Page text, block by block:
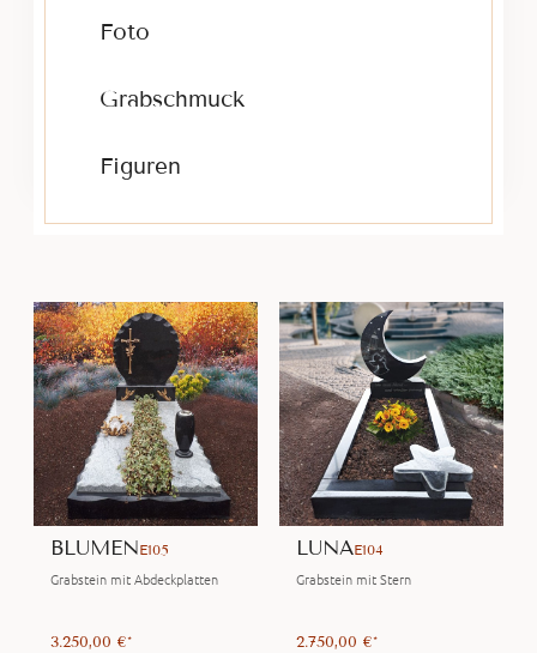
Foto
Grabschmuck
Figuren
BLUMEN E105
Grabstein mit Abdeckplatten
3.250,00 €*
LUNAE104
Grabstein mit Stern
2.750,00 €*